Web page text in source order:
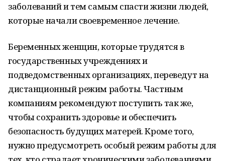
заболеваний и тем самым спасти жизни людей,
которые начали своевременное лечение.
Беременных женщин, которые трудятся в
государственных учреждениях и
подведомственных организациях, переведут на
дистанционный режим работы. Частным
компаниям рекомендуют поступить так же,
чтобы сохранить здоровье и обеспечить
безопасность будущих матерей. Кроме того,
нужно предусмотреть особый режим работы для